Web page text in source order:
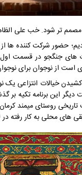
تر شود. خب علی
حضور شرکت کننده
های جنگجو در قسمت
است از نوجوان برای
خیالات انتزاعی یک
دیگر این برنامه تکیه
روستای میمند
های محلی به کار رفته